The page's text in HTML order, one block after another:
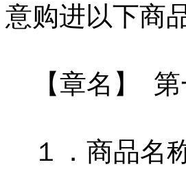
意购进以下商
【章名】 第
１．商品名